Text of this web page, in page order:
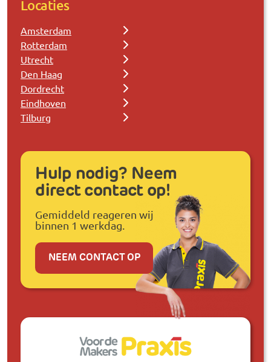
Locaties
Amsterdam
Rotterdam
Utrecht
Den Haag
Dordrecht
Eindhoven
Tilburg
Hulp nodig? Neem
direct contact op!
Gemiddeld reageren wij
binnen 1 werkdag.
NEEM CONTACT OP